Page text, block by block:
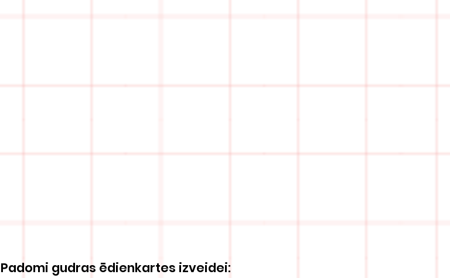
Padomi gudras ēdienkartes izveidei: